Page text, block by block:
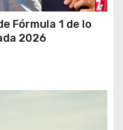
Fórmula 1 de lo
2026